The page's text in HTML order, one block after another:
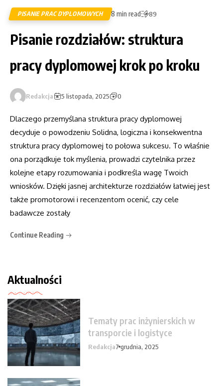
PISANIE PRAC DYPLOMOWYCH 8 min read 89
Pisanie rozdziałów: struktura
pracy dyplomowej krok po kroku
Redakcja 5 listopada, 2025 0
Dlaczego przemyślana struktura pracy dyplomowej
decyduje o powodzeniu Solidna, logiczna i konsekwentna
struktura pracy dyplomowej to połowa sukcesu. To właśnie
ona porządkuje tok myślenia, prowadzi czytelnika przez
kolejne etapy rozumowania i podkreśla wagę Twoich
wniosków. Dzięki jasnej architekturze rozdziałów łatwiej jest
także promotorowi i recenzentom ocenić, czy cele
badawcze zostały
Continue Reading
Aktualności
Tematy prac inżynierskich w
transporcie i logistyce
Redakcja7 grudnia, 2025